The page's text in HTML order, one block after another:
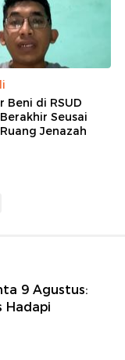
Beni di RSUD
Seusai
Jenazah
9 Agustus:
Hadapi